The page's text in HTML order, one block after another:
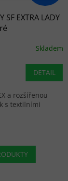
EXTRA LADY
Skladem
DETAIL
a rozšířenou
s textilními